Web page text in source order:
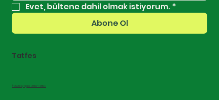
Evet, bültene dahil olmak istiyorum. *
Abone Ol
Tatfes
© 2025 by AjansRU For Tatfes